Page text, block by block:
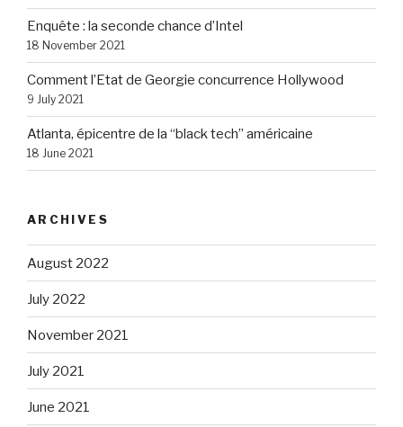
Enquête : la seconde chance d’Intel
18 November 2021
Comment l’Etat de Georgie concurrence Hollywood
9 July 2021
Atlanta, épicentre de la “black tech” américaine
18 June 2021
ARCHIVES
August 2022
July 2022
November 2021
July 2021
June 2021